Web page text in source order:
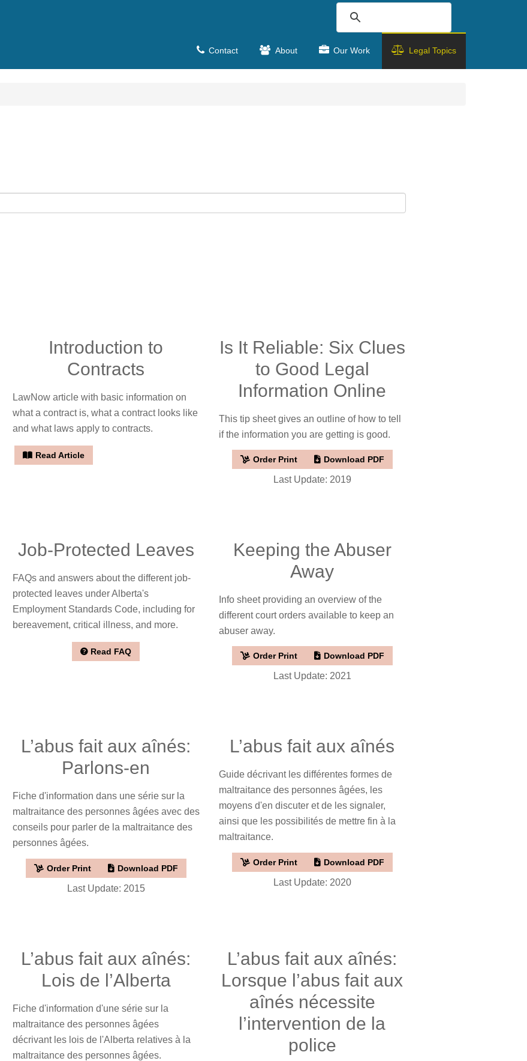
Contact About Our Work Legal Topics
Introduction to
Contracts
LawNow article with basic information on
what a contract is, what a contract looks like
and what laws apply to contracts.
Read Article
Is It Reliable: Six Clues
to Good Legal
Information Online
This tip sheet gives an outline of how to tell
if the information you are getting is good.
Order Print Download PDF
Last Update: 2019
Job-Protected Leaves
FAQs and answers about the different job-
protected leaves under Alberta's
Employment Standards Code, including for
bereavement, critical illness, and more.
Read FAQ
Keeping the Abuser
Away
Info sheet providing an overview of the
different court orders available to keep an
abuser away.
Order Print Download PDF
Last Update: 2021
L’abus fait aux aînés:
Parlons-en
Fiche d'information dans une série sur la
maltraitance des personnes âgées avec des
conseils pour parler de la maltraitance des
personnes âgées.
Order Print Download PDF
Last Update: 2015
L’abus fait aux aînés
Guide décrivant les différentes formes de
maltraitance des personnes âgées, les
moyens d'en discuter et de les signaler,
ainsi que les possibilités de mettre fin à la
maltraitance.
Order Print Download PDF
Last Update: 2020
L’abus fait aux aînés:
Lois de l’Alberta
Fiche d'information d'une série sur la
maltraitance des personnes âgées
décrivant les lois de l'Alberta relatives à la
maltraitance des personnes âgées.
L’abus fait aux aînés:
Lorsque l’abus fait aux
aînés nécessite
l’intervention de la
police